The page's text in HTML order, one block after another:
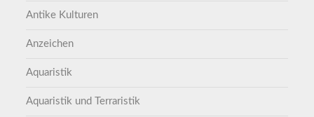
Antike Kulturen
Anzeichen
Aquaristik
Aquaristik und Terraristik